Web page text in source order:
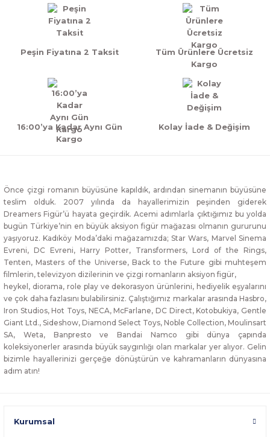
Peşin Fiyatına 2 Taksit
Tüm Ürünlere Ücretsiz
Kargo
16:00’ya Kadar Aynı Gün
Kargo
Kolay İade & Değişim
Önce çizgi romanın büyüsüne kapıldık, ardından sinemanın büyüsüne
teslim olduk. 2007 yılında da hayallerimizin peşinden giderek
Dreamers Figür’ü hayata geçirdik. Acemi adımlarla çıktığımız bu yolda
bugün Türkiye’nin en büyük aksiyon figür mağazası olmanın gururunu
yaşıyoruz. Kadıköy Moda’daki mağazamızda; Star Wars, Marvel Sinema
Evreni, DC Evreni, Harry Potter, Transformers, Lord of the Rings,
Tenten, Masters of the Universe, Back to the Future gibi muhteşem
filmlerin, televizyon dizilerinin ve çizgi romanların aksiyon figür,
heykel, diorama, role play ve dekorasyon ürünlerini, hediyelik eşyalarını
ve çok daha fazlasını bulabilirsiniz. Çalıştığımız markalar arasında Hasbro,
Iron Studios, Hot Toys, NECA, McFarlane, DC Direct, Kotobukiya, Gentle
Giant Ltd., Sideshow, Diamond Select Toys, Noble Collection, Moulinsart
SA, Weta, Banpresto ve Bandai Namco gibi dünya çapında
koleksiyonerler arasında büyük saygınlığı olan markalar yer alıyor. Gelin
bizimle hayallerinizi gerçeğe dönüştürün ve kahramanların dünyasına
adım atın!
Kurumsal